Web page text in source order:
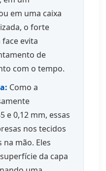
em uma caixa
o forte
evita
de
com o tempo.
Como a
e 0,12 mm, essas
nos tecidos
mão. Eles
da capa